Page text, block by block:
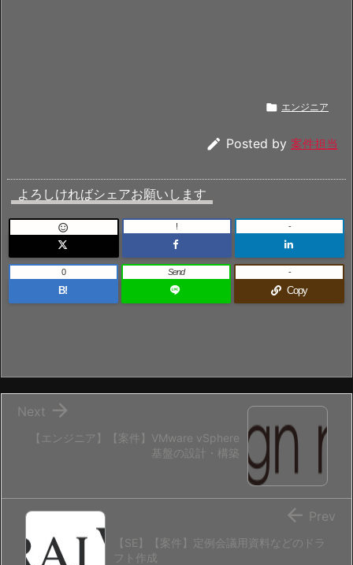
 エンジニア
 Posted by 案件担当
よろしければシェアお願いします
 ! -
B!
0 Send
Copy
-
【エンジニア】【案件】VMware vSphere
基盤の設計・構築

Next
【SE】【案件】定例会議用資料などのドラ
フト作成
 Prev